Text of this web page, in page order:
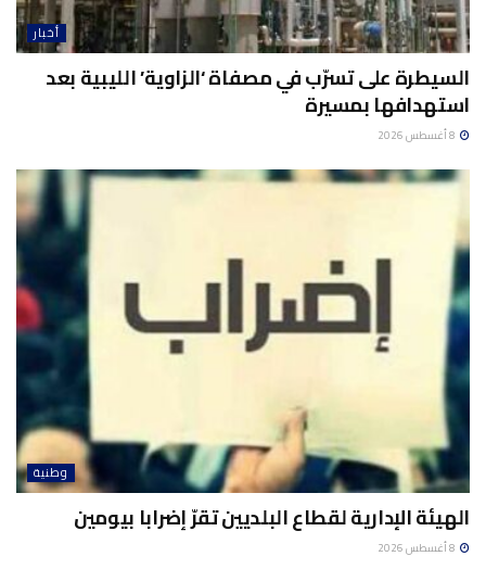
أخبار
السيطرة على تسرّب في مصفاة ‘الزاوية’ الليبية بعد
استهدافها بمسيرة
وطنية
الهيئة الإدارية لقطاع البلديين تقرّ إضرابا بيومين